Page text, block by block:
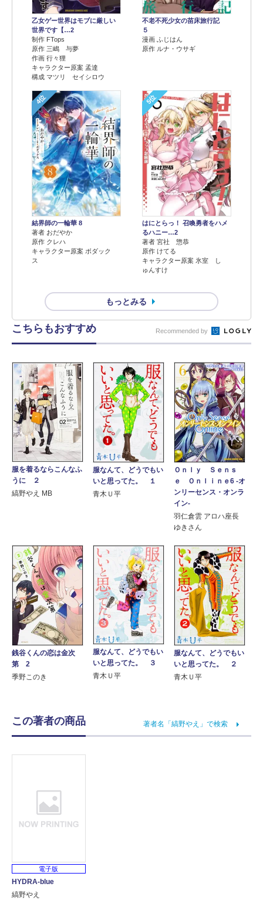
乙女ゲー世界はモブに厳しい
世界です【…2
制作 FTops
原作 三嶋 与夢
作画 行々狸
キャラクター原案 孟達
構成 マツリ セイシロウ
不老不死少女の苗床旅行記
５
漫画 ふじはん
原作 ルナ・ウサギ
4位
結界師の一輪華 8
著者 おだやか
原作 クレハ
キャラクター原案 ボダック
ス
5位
はにとらっ！ 召喚勇者をハメ
るハニー…2
著者 宮社 惣恭
原作 けてる
キャラクター原案 氷室 し
ゅんすけ
もっとみる
こちらもおすすめ Recommended by
服を着るならこんなふ
うに ２
縞野やえ MB
服なんて、どうでもい
いと思ってた。 １
青木Ｕ平
Ｏｎｌｙ Ｓｅｎｓ
ｅ Ｏｎｌｉｎｅ6 ‐オ
ンリーセンス・オンラ
イン‐
羽仁倉雲 アロハ座長
ゆきさん
銭谷くんの恋は金次
第 2
季野このき
服なんて、どうでもい
いと思ってた。 ３
青木Ｕ平
服なんて、どうでもい
いと思ってた。 ２
青木Ｕ平
この著者の商品 著者名「縞野やえ」で検索
電子版
HYDRA-blue
縞野やえ